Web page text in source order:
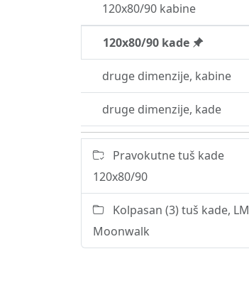
120x80/90 kabine
120x80/90 kade
druge dimenzije, kabine
druge dimenzije, kade
Pravokutne tuš kade
120x80/90
Kolpasan (3) tuš kade, LM
Moonwalk